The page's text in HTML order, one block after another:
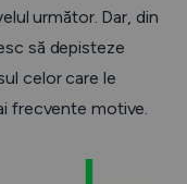
următor. Dar, din
să depisteze
celor care le
frecvente motive.